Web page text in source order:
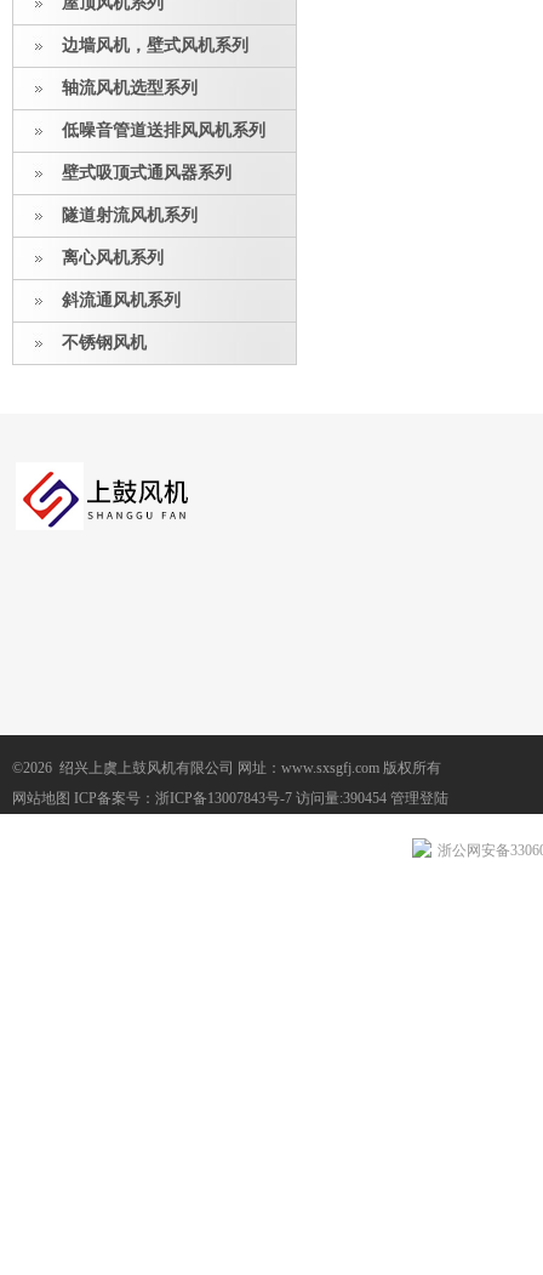
边墙风机，壁式风机系列
轴流风机选型系列
低噪音管道送排风风机系列
壁式吸顶式通风器系列
隧道射流风机系列
离心风机系列
斜流通风机系列
不锈钢风机
©2026 绍兴上虞上鼓风机有限公司 网址：www.sxsgfj.com 版权所有
网站地图 ICP备案号： 浙ICP备13007843号-7 访问量:390454 管理登陆
浙公网安备